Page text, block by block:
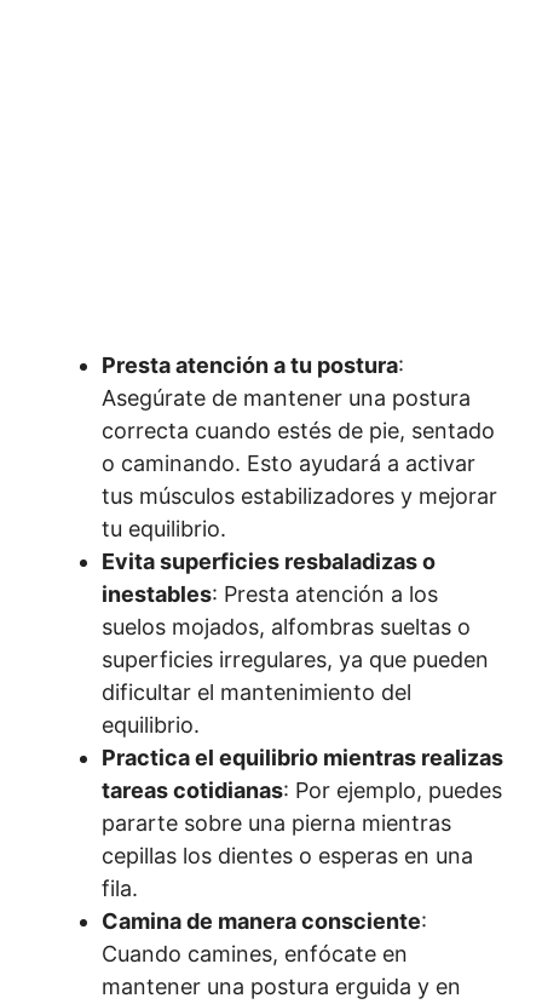
Presta atención a tu postura:
Asegúrate de mantener una postura
correcta cuando estés de pie, sentado
o caminando. Esto ayudará a activar
tus músculos estabilizadores y mejorar
tu equilibrio.
Evita superficies resbaladizas o
inestables: Presta atención a los
suelos mojados, alfombras sueltas o
superficies irregulares, ya que pueden
dificultar el mantenimiento del
equilibrio.
Practica el equilibrio mientras realizas
tareas cotidianas: Por ejemplo, puedes
pararte sobre una pierna mientras
cepillas los dientes o esperas en una
fila.
Camina de manera consciente:
Cuando camines, enfócate en
mantener una postura erguida y en